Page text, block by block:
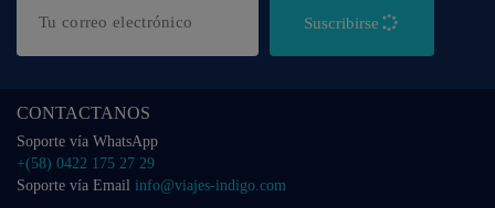
Suscribirse
CONTACTANOS
Soporte vía WhatsApp
+(58) 0422 175 27 29
Soporte vía Email info@viajes-indigo.com